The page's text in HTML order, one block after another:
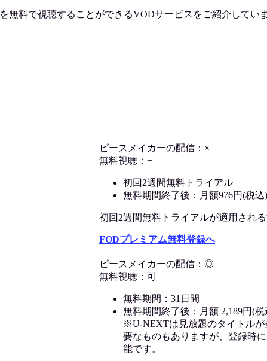
を無料で視聴することができるVODサービスをご紹介してい
ピースメイカーの配信：×
無料視聴：−
初回2週間無料トライアル
無料期間終了後：月額976円(税込)
初回2週間無料トライアルが適用され
FODプレミアム無料登録へ
ピースメイカーの配信：◎
無料視聴：可
無料期間：31日間
無料期間終了後：月額 2,189円(税
※U-NEXTは見放題のタイトル
要なものもありますが、登録時
能です。